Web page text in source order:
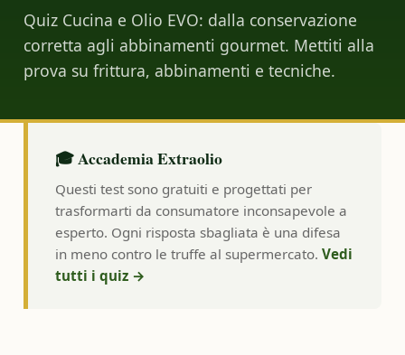
Quiz Cucina e Olio EVO: dalla conservazione
corretta agli abbinamenti gourmet. Mettiti alla
prova su frittura, abbinamenti e tecniche.
🎓 Accademia Extraolio
Questi test sono gratuiti e progettati per
trasformarti da consumatore inconsapevole a
esperto. Ogni risposta sbagliata è una difesa
in meno contro le truffe al supermercato.Vedi
tutti i quiz →